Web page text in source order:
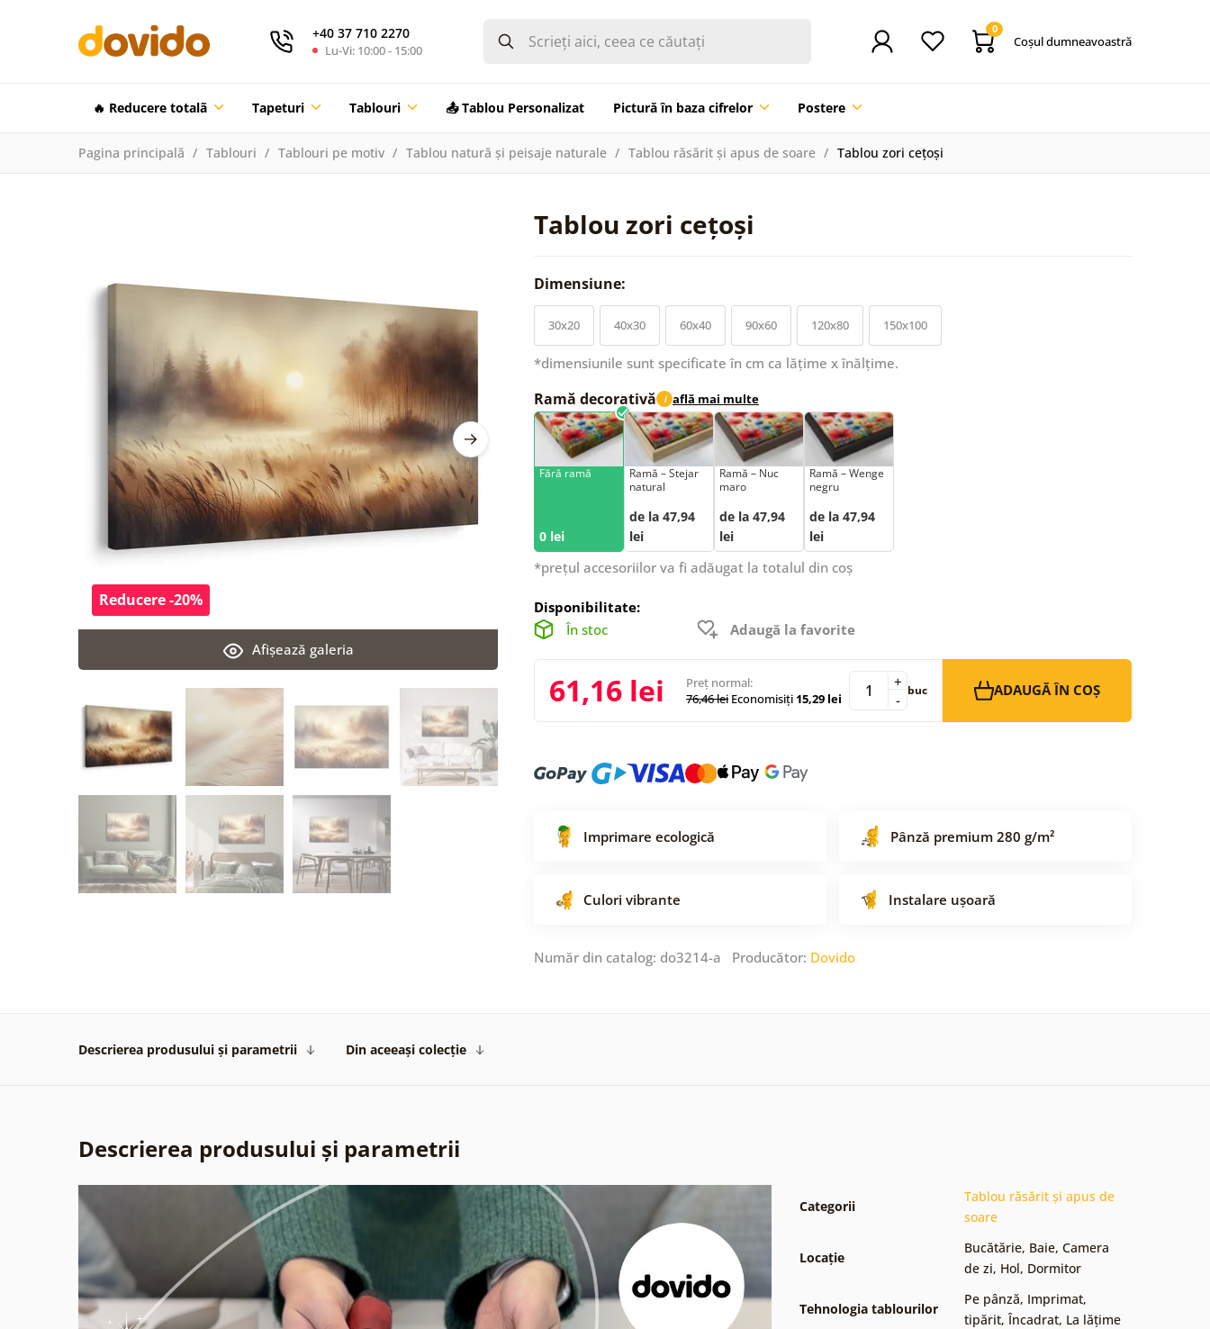
+40 37 710 2270
Lu-Vi: 10:00 - 15:00
0
Coşul dumneavoastră
🔥 Reducere totalã Tapeturi Tablouri 📤 Tablou Personalizat Pictură în baza cifrelor Postere
Pagina principală Tablouri Tablouri pe motiv Tablou natură și peisaje naturale Tablou răsărit și apus de soare Tablou zori cețoși
Tablou zori cețoși
Afişează galeria
Reducere -20%
Dimensiune:
30x20 40x30 60x40 90x60 120x80 150x100
*dimensiunile sunt specificate în cm ca lățime x înălțime.
Ramă decorativă i află mai multe
Fără ramă
0 lei
Ramă – Stejar
natural
de la 47,94
lei
Ramă – Nuc
maro
de la 47,94
lei
Ramă – Wenge
negru
de la 47,94
lei
*prețul accesoriilor va fi adăugat la totalul din coș
Disponibilitate:
În stoc
Adaugă la favorite
61,16 lei
Preț normal:
76,46 lei Economisiți 15,29 lei -
+ buc ADAUGĂ ÎN COȘ
Imprimare ecologică Pânză premium 280 g/m²
Culori vibrante Instalare ușoară
Număr din catalog: do3214-a Producător: Dovido
Descrierea produsului și parametrii Din aceeași colecție
Descrierea produsului și parametrii
Categorii
Tablou răsărit și apus de
soare
Locație
Bucătărie, Baie, Camera
de zi, Hol, Dormitor
Tehnologia tablourilor
Pe pânză, Imprimat,
tipărit,Încadrat, La lățime